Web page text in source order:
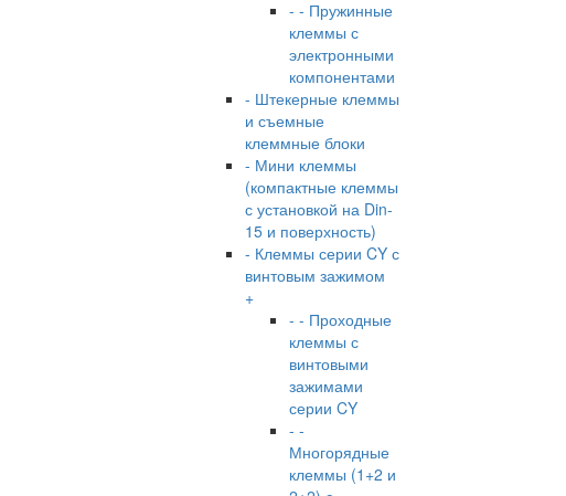
- - Пружинные
клеммы с
электронными
компонентами
- Штекерные клеммы
и съемные
клеммные блоки
- Мини клеммы
(компактные клеммы
с установкой на Din-
15 и поверхность)
- Клеммы серии CY с
винтовым зажимом
+
- - Проходные
клеммы с
винтовыми
зажимами
серии CY
- -
Многорядные
клеммы (1+2 и